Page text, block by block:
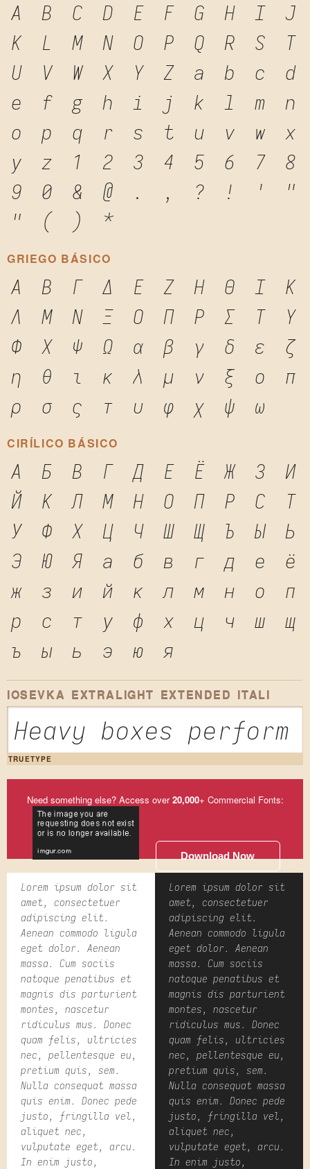
A B C D E F G H I
J
K
L M N O P Q R S
T
U
V W X Y Z a b c
d
e
f g h i j k l m
n
o
p q r s t u v w
x
y
z 1 2 3 4 5 6 7
8
9
0 & @ . , ? ! '
"
"
( ) *
GRIEGO BÁSICO
Α Β Γ Δ Ε Ζ Η Θ Ι
Κ
Λ
Μ Ν Ξ Ο Π Ρ Σ Τ
Υ
Φ
Χ Ψ Ω α β γ δ ε
ζ
η
θ ι κ λ μ ν ξ ο
π
ρ
σ ς τ υ φ χ ψ ω
CIRÍLICO BÁSICO
А Б В Г Д Е Ё Ж З
И
Й
К Л М Н О П Р С
Т
У
Ф Х Ц Ч Ш Щ Ъ Ы
Ь
Э
Ю Я а б в г д е
ё
ж
з и й к л м н о
п
р
с т у ф х ц ч ш
щ
ъ
ы ь э ю я
IOSEVKA EXTRALIGHT EXTENDED ITALI
Heavy boxes
TRUETYPE
Need something else? Access over20,000+ Commercial Fonts:
Download Now
Lorem ipsum dolor sit
amet, consectetuer
adipiscing elit.
Aenean commodo ligula
eget dolor. Aenean
massa. Cum sociis
natoque penatibus et
magnis dis parturient
montes, nascetur
ridiculus mus. Donec
quam felis, ultricies
nec, pellentesque eu,
pretium quis, sem.
Nulla consequat massa
quis enim. Donec pede
justo, fringilla vel,
aliquet nec,
vulputate eget, arcu.
In enim justo,
Lorem ipsum dolor sit
amet, consectetuer
adipiscing elit.
Aenean commodo ligula
eget dolor. Aenean
massa. Cum sociis
natoque penatibus et
magnis dis parturient
montes, nascetur
ridiculus mus. Donec
quam felis, ultricies
nec, pellentesque eu,
pretium quis, sem.
Nulla consequat massa
quis enim. Donec pede
justo, fringilla vel,
aliquet nec,
vulputate eget, arcu.
In enim justo,